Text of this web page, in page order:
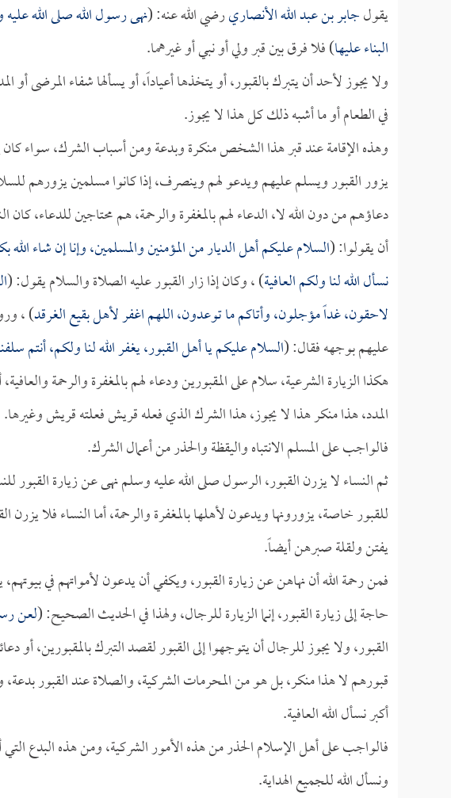
يقولجابر بن عبد الله الأنصاريرضي الله عنه: (نهى رسول الله صلى الله
البناء عليها) فلا فرق بين قبر ولي أو نبي أو غيرهما.
ولا يجوز لأحد أن يتبرك بالقبور، أو يتخذها أعياداً، أو يسألها شفاء المرضى أو
في الطعام أو ما أشبه ذلك كل هذا لا يجوز.
وهذه الإقامة عند قبر هذا الشخص منكرة وبدعة ومن أسباب الشرك، سواء كان
يزور القبور ويسلم عليهم ويدعو لهم وينصرف، إذا كانوا مسلمين يزورهم
دعاؤهم من دون الله لا، الدعاء لهم بالمغفرة والرحمة، هم محتاجين للدعاء،
أن يقولوا: (السلام عليكم أهل الديار من المؤمنين والمسلمين، وإنا إن شاء
نسأل الله لنا ولكم العافية) ، وكان إذا زار القبور عليه الصلاة والسلام يقول: (
لاحقون، غداً مؤجلون، وأتاكم ما توعدون، اللهم اغفر لأهل بقيع الغرقد) ،
عليهم بوجهه فقال: (السلام عليكم يا أهل القبور، يغفر الله لنا ولكم، أنتم
هكذا الزيارة الشرعية، سلام على المقبورين ودعاء لهم بالمغفرة والرحمة
المدد، هذا منكر هذا لا يجوز، هذا الشرك الذي فعله قريش فعلته قريش وغيرها.
فالواجب على المسلم الانتباه واليقظة والحذر من أعمال الشرك.
ثم النساء لا يزرن القبور، الرسول صلى الله عليه وسلم نهى عن زيارة القبور
للقبور خاصة، يزورونها ويدعون لأهلها بالمغفرة والرحمة، أما النساء فلا
يفتن ولقلة صبرهن أيضاً.
فمن رحمة الله أن نهاهن عن زيارة القبور، ويكفي أن يدعون لأمواتهم في
حاجة إلى زيارة القبور، إنما الزيارة للرجال، ولهذا في الحديث الصحيح: (لعن
القبور، ولا يجوز للرجال أن يتوجهوا إلى القبور لقصد التبرك بالمقبورين، أو
قبورهم لا هذا منكر، بل هو من المحرمات الشركية، والصلاة عند القبور
أكبر نسأل الله العافية.
فالواجب على أهل الإسلام الحذر من هذه الأمور الشركية، ومن هذه البدع التي
ونسأل الله للجميع الهداية.